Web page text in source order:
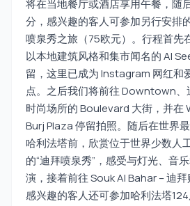
将在当地餐厅或酒店享用午餐，随
分，感兴趣的客人可参加另行安排
喷泉秀之旅（75欧元）。行程首先
以本地建筑风格和集市闻名的 Al
留，这里已成为 Instagram 网红和
点。之后我们将前往 Downtown、
时尚场所的 Boulevard 大街，并在
Burj Plaza 停留拍照。随后在世界
哈利法塔前，欣赏位于世界少数人
的“迪拜喷泉秀”，感受与灯光、音
演，接着前往 Souk Al Bahar – 迪拜
感兴趣的客人还可参加哈利法塔